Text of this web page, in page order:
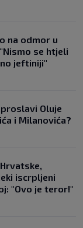
na odmor u
se htjeli
jeftiniji"
Oluje
i Milanovića?
iscrpljeni
"Ovo je teror!"